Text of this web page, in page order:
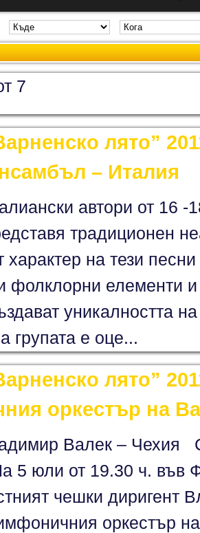
7
лято”
– Италия
автори от 16
традиционен
характер на тези
фолклорни елементи и
уникалността
групата е оце...
лято”
оркестър на
Валек –
5 юли от 19.30 ч. във
чешки диригент
оркестър